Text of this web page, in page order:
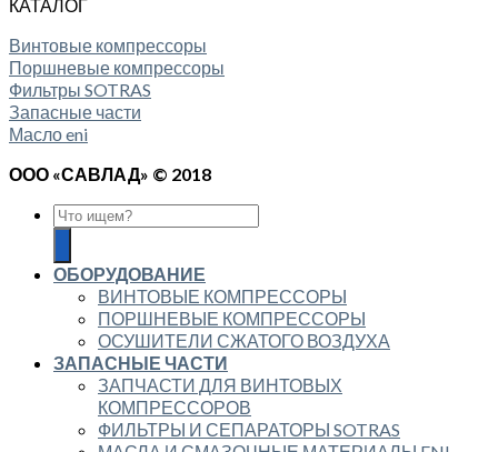
КАТАЛОГ
Винтовые компрессоры
Поршневые компрессоры
Фильтры SOTRAS
Запасные части
Масло eni
ООО «САВЛАД» © 2018
ОБОРУДОВАНИЕ
ВИНТОВЫЕ КОМПРЕССОРЫ
ПОРШНЕВЫЕ КОМПРЕССОРЫ
ОСУШИТЕЛИ СЖАТОГО ВОЗДУХА
ЗАПАСНЫЕ ЧАСТИ
ЗАПЧАСТИ ДЛЯ ВИНТОВЫХ
КОМПРЕССОРОВ
ФИЛЬТРЫ И СЕПАРАТОРЫ SOTRAS